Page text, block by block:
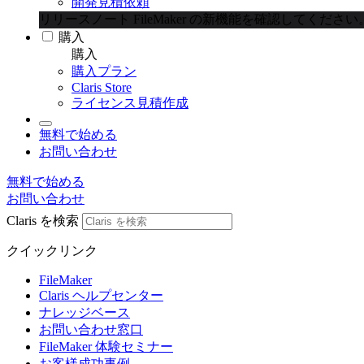
リリースノート
FileMaker の新機能を確認してください。
購入
購入
購入プラン
Claris Store
ライセンス見積作成
無料で始める
お問い合わせ
無料で始める
お問い合わせ
Claris を検索
クイックリンク
FileMaker
Claris ヘルプセンター
ナレッジベース
お問い合わせ窓口
FileMaker 体験セミナー